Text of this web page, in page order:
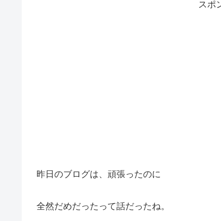
スポ
昨日のブログは、頑張ったのに
全然だめだったって話だったね。